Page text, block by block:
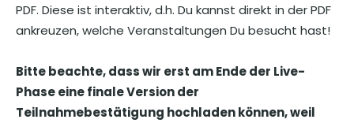
PDF. Diese ist interaktiv, d.h. Du kannst direkt in der PDF
ankreuzen, welche Veranstaltungen Du besucht hast!
Bitte beachte, dass wir erst am Ende der Live-
Phase eine finale Version der
Teilnahmebestätigung hochladen können, weil